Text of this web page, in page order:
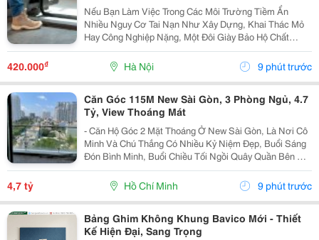
Nếu Bạn Làm Việc Trong Các Môi Trường Tiềm Ẩn
Nhiều Nguy Cơ Tai Nạn Như Xây Dựng, Khai Thác Mỏ
Hay Công Nghiệp Nặng, Một Đôi Giày Bảo Hộ Chất
Lượng Là Trang Bị Không Thể Thiếu Để Bảo Vệ Đôi
Chân. Safety Jogger Là Thương Hiệu Giày Bảo Hộ Nổi
Tiếng Với...
420.000₫ Hà Nội 9 phút trước
Căn Góc 115M New Sài Gòn, 3 Phòng Ngủ, 4.7
Tỷ, View Thoáng Mát
- Căn Hộ Góc 2 Mặt Thoáng Ở New Sài Gòn, Là Nơi Cô
Minh Và Chú Thắng Có Nhiều Kỷ Niệm Đẹp, Buổi Sáng
Đón Bình Minh, Buổi Chiều Tối Ngồi Quây Quần Bên Gia
Đình. Nay Chuẩn Bị Sang Ở Căn Biệt Thự Nên Đành
Gửi Gắm Căn Hộ Này Lại Với Giá 4.7 Tỷ - Căn Hộ...
4,7 tỷ Hồ Chí Minh 9 phút trước
Bảng Ghim Không Khung Bavico Mới - Thiết
Kế Hiện Đại, Sang Trọng